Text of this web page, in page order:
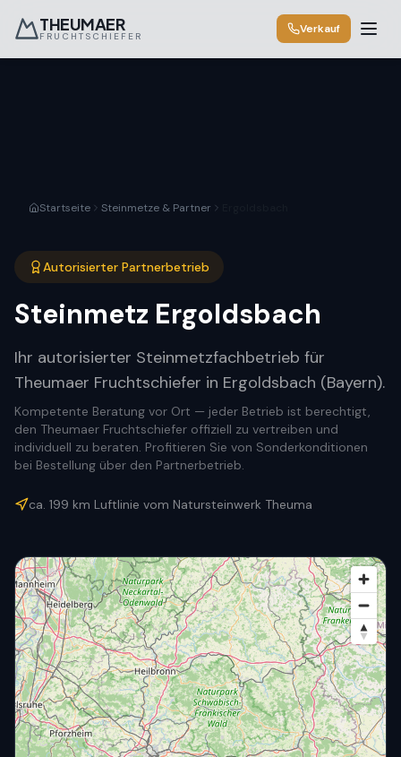
THEUMAER
FRUCHTSCHIEFER
Verkauf
Startseite Steinmetze & Partner
Autorisierter Partnerbetrieb
Steinmetz Ergoldsbach
Ihr autorisierter Steinmetzfachbetrieb für
Theumaer Fruchtschiefer in Ergoldsbach (Bayern).
Kompetente Beratung vor Ort — jeder Betrieb ist berechtigt,
den Theumaer Fruchtschiefer offiziell zu vertreiben und
individuell zu beraten. Profitieren Sie von Sonderkonditionen
bei Bestellung über den Partnerbetrieb.
ca. 199 km Luftlinie vom Natursteinwerk Theuma